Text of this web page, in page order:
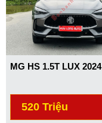
MG HS 1.5T LUX 2024
520 Triệu